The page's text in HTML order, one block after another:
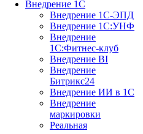
Внедрение 1С
Внедрение 1С-ЭПД
Внедрение 1С:УНФ
Внедрение
1С:Фитнес-клуб
Внедрение BI
Внедрение
Битрикс24
Внедрение ИИ в 1С
Внедрение
маркировки
Реальная